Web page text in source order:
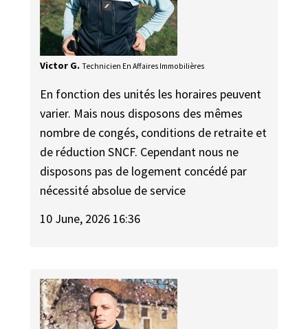
Victor G. Technicien En Affaires Immobilières
En fonction des unités les horaires peuvent
varier. Mais nous disposons des mêmes
nombre de congés, conditions de retraite et
de réduction SNCF. Cependant nous ne
disposons pas de logement concédé par
nécessité absolue de service
10 June, 2026 16:36